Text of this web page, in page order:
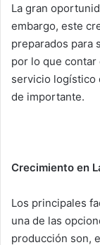
La gran
embargo, este
preparados para
por lo que contar
servicio logístico
de importante.
Crecimiento en
Los principales
una de las
producción son,